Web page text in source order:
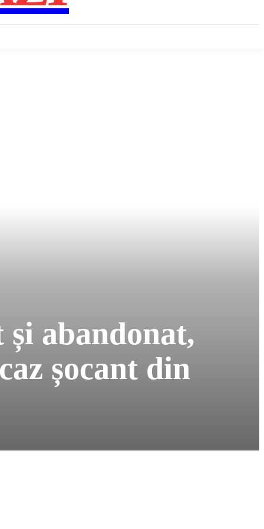
abandonat,
șocant din